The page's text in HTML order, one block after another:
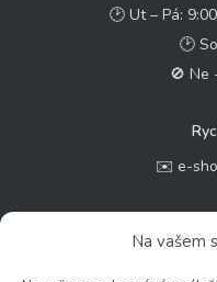
Na vašem
🕑 Ut – Pá:
🕑
🚫 Ne
✉️ e-